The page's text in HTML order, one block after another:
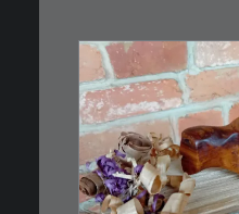
€15,00
Ein
Inspiriert…